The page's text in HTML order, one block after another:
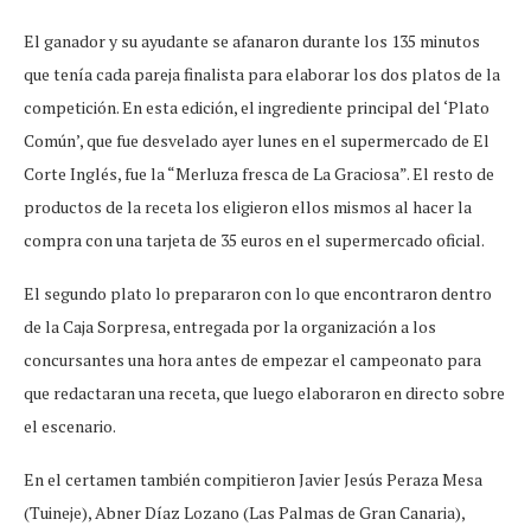
El ganador y su ayudante se afanaron durante los 135 minutos
que tenía cada pareja finalista para elaborar los dos platos de la
competición. En esta edición, el ingrediente principal del ‘Plato
Común’, que fue desvelado ayer lunes en el supermercado de El
Corte Inglés, fue la “Merluza fresca de La Graciosa”. El resto de
productos de la receta los eligieron ellos mismos al hacer la
compra con una tarjeta de 35 euros en el supermercado oficial.
El segundo plato lo prepararon con lo que encontraron dentro
de la Caja Sorpresa, entregada por la organización a los
concursantes una hora antes de empezar el campeonato para
que redactaran una receta, que luego elaboraron en directo sobre
el escenario.
En el certamen también compitieron Javier Jesús Peraza Mesa
(Tuineje), Abner Díaz Lozano (Las Palmas de Gran Canaria),